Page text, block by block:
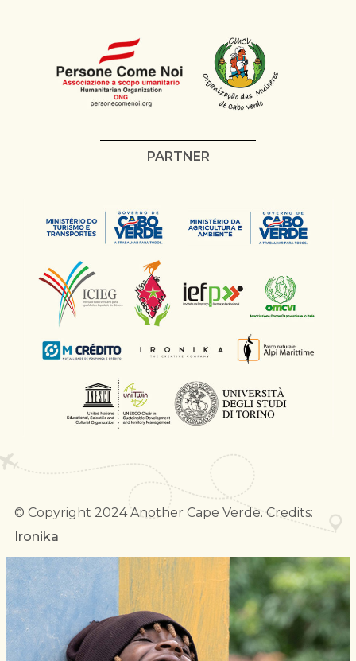
PARTNER
© Copyright 2024 Another Cape Verde. Credits:
Ironika